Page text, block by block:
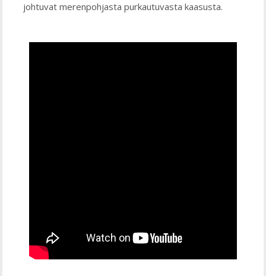
johtuvat merenpohjasta purkautuvasta kaasusta.